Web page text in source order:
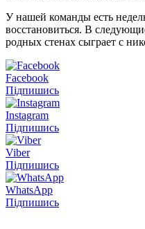
У нашей команды есть
восстановиться. В
родных стенах сыграет с
Facebook
Підпишись
Instagram
Підпишись
Viber
Підпишись
WhatsApp
Підпишись